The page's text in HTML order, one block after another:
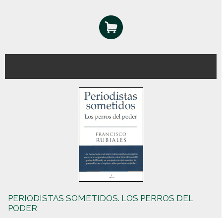
PERIODISTAS SOMETIDOS. LOS PERROS DEL
PODER